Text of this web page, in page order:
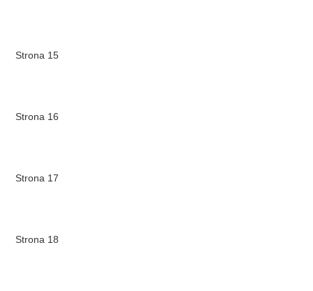
Strona 15
Strona 16
Strona 17
Strona 18